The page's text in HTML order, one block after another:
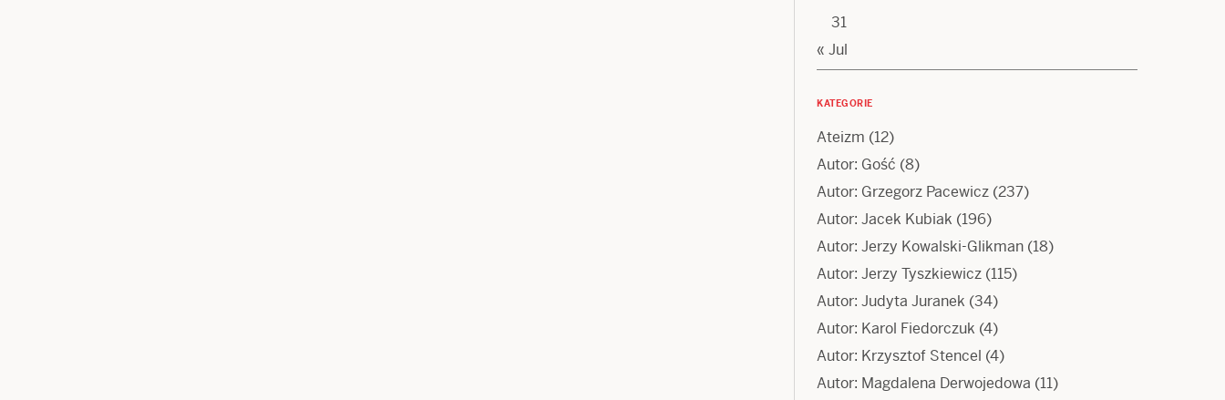
31
« Jul
KATEGORIE
Ateizm (12)
Autor: Gość (8)
Autor: Grzegorz Pacewicz (237)
Autor: Jacek Kubiak (196)
Autor: Jerzy Kowalski-Glikman (18)
Autor: Jerzy Tyszkiewicz (115)
Autor: Judyta Juranek (34)
Autor: Karol Fiedorczuk (4)
Autor: Krzysztof Stencel (4)
Autor: Magdalena Derwojedowa (11)